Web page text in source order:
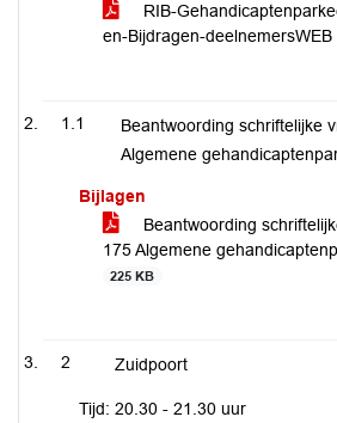
RIB-
en-Bijdragen-deelnemersWEB
1.1
Beantwoording schriftelijke
Algemene
Bijlagen
Beantwoording
175 Algemene
225 KB
2 Zuidpoort
Tijd: 20.30 - 21.30 uur